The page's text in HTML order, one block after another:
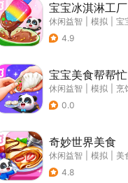
宝宝冰淇淋工厂
休闲益智 模拟 宝
4.9
宝宝美食帮帮忙
休闲益智 模拟 烹
0.0
奇妙世界美食
休闲益智 模拟 美
4.8